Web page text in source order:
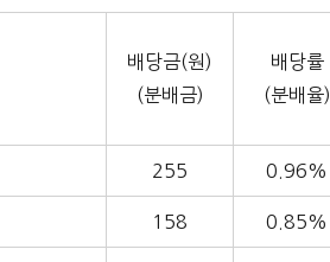
배당금(원)
(분배금)
배당률
(분배율)
255 0.96%
158 0.85%